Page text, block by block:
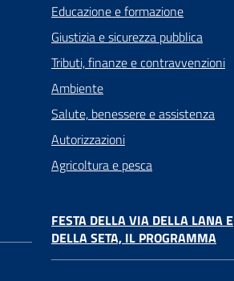
Educazione e formazione
Giustizia e sicurezza pubblica
Tributi, finanze e contravvenzioni
Ambiente
Salute, benessere e assistenza
Autorizzazioni
Agricoltura e pesca
FESTA DELLA VIA DELLA LANA E
DELLA SETA, IL PROGRAMMA